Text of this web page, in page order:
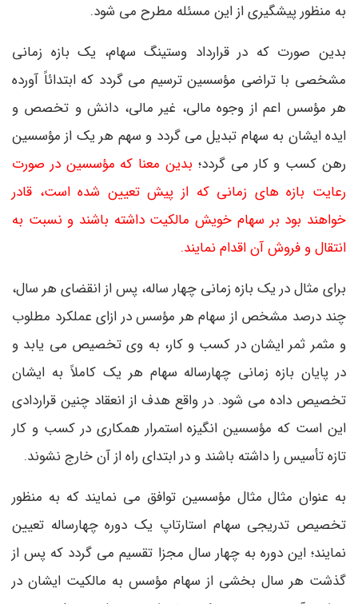
به منظور پیشگیری از این مسئله مطرح می شود.
بدین صورت که در قرارداد وستینگ سهام، یک بازه زمانی
مشخصی با تراضی مؤسسین ترسیم می گردد که ابتدائاً آورده
هر مؤسس اعم از وجوه مالی، غیر مالی، دانش و تخصص و
ایده ایشان به سهام تبدیل می گردد و سهم هر یک از مؤسسین
رهن کسب و کار می گردد؛ بدین معنا که مؤسسین در صورت
رعایت بازه های زمانی که از پیش تعیین شده است، قادر
خواهند بود بر سهام خویش مالکیت داشته باشند و نسبت به
انتقال و فروش آن اقدام نمایند.
برای مثال در یک بازه زمانی چهار ساله، پس از انقضای هر سال،
چند درصد مشخص از سهام هر مؤسس در ازای عملکرد مطلوب
و مثمر ثمر ایشان در کسب و کار، به وی تخصیص می یابد و
در پایان بازه زمانی چهارساله سهام هر یک کاملاً به ایشان
تخصیص داده می شود. در واقع هدف از انعقاد چنین قراردادی
این است که مؤسسین انگیزه استمرار همکاری در کسب و کار
تازه تأسیس را داشته باشند و در ابتدای راه از آن خارج نشوند.
به عنوان مثال مثال مؤسسین توافق می نمایند که به منظور
تخصیص تدریجی سهام استارتاپ یک دوره چهارساله تعیین
نمایند؛ این دوره به چهار سال مجزا تقسیم می گردد که پس از
گذشت هر سال بخشی از سهام مؤسس به مالکیت ایشان در